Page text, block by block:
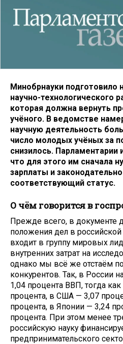
Минобрнауки подготовило
научно-технологического
которая должна вернуть
учёного. В ведомстве
научную деятельность
число молодых учёных за
снизилось. Парламентарии
что для этого им сначала
зарплаты и
соответствующий статус.
О чём говорится в
Прежде всего, в документе
положения дел в российской
входит в группу мировых
внутренних затрат на
однако мы всё же отстаём
конкурентов. Так, в России
1,04 процента ВВП, тогда
процента, в США — 3,07
процента, в Японии — 3,24
процента. При этом менее
российскую науку
предпринимательского